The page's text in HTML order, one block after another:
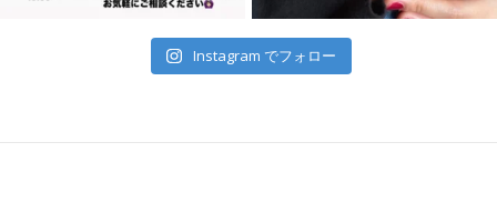
Instagram でフォロー